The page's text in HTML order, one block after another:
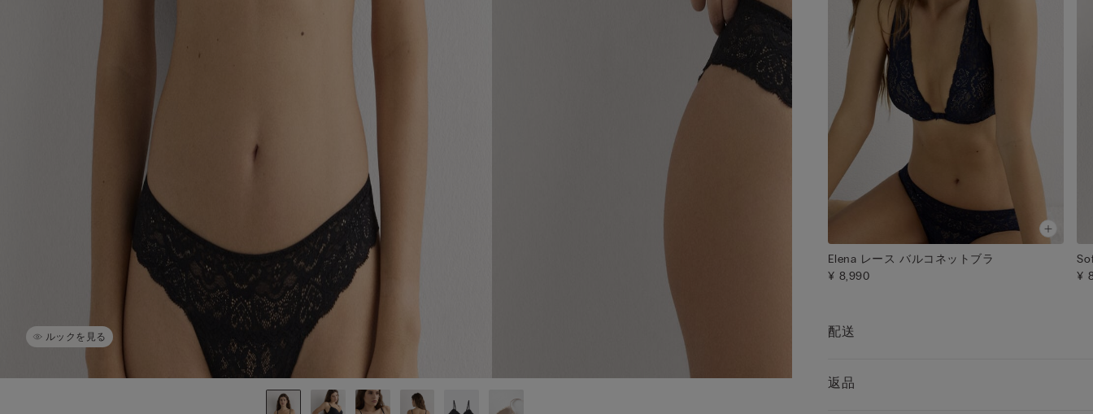
ルックを見る
・ワイヤー：なし
・ホック：あり（バック）
・パッド：あり（ナチュラルな薄さ）
・ストラップ：あり（長さ調節可）
◆サイズに関して
Intimissimiはイタリアブランドのため、国内ブラ
の商品とサイズ感が異なる場合がございます。
詳しくはサイズガイドをご覧ください。
※モデル身長175cm、75Bサイズを着用
◆おそろいのショーツ品番
・フルバック：ローライズ レース ショーツ（品
・ブラジリアン：レース ブラジリアン（品番：
SBD97P）
・キュロット（ミディアム）：レース キュロッ
キュロット（品番：SCD97P）
Elena レース バルコネットブラ
¥ 8,990
¥
配送
返品